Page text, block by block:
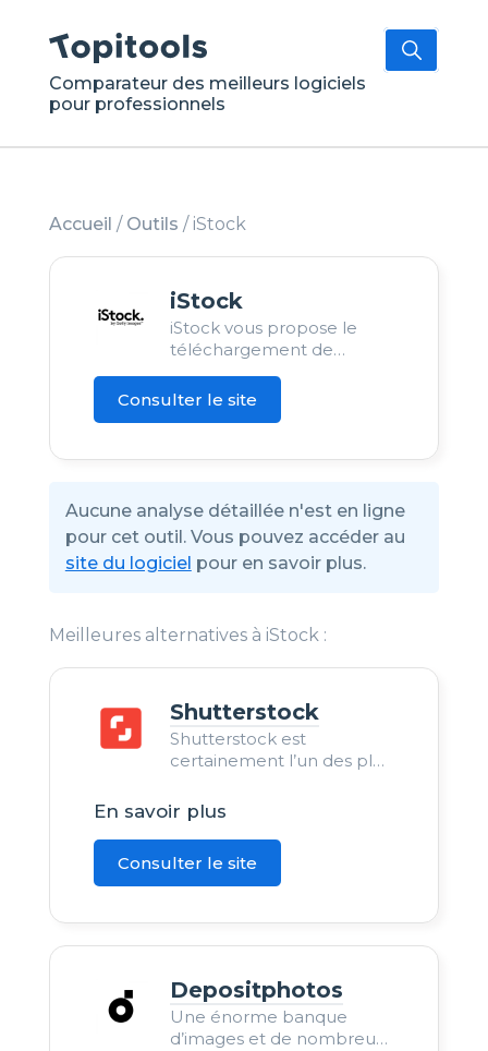
Comparateur des meilleurs logiciels
pour professionnels
Accueil / Outils / iStock
iStock
iStock vous propose le
téléchargement de
diverses ressources sous
forme de crédits.
Consulter le site
Aucune analyse détaillée n'est en ligne
pour cet outil. Vous pouvez accéder au
site du logiciel pour en savoir plus.
Meilleures alternatives à iStock :
Shutterstock
Shutterstock est
certainement l’un des plus
ressources en ligne. Le
contenu est payant.
En savoir plus
Consulter le site
Depositphotos
Une énorme banque
d’images et de nombreux